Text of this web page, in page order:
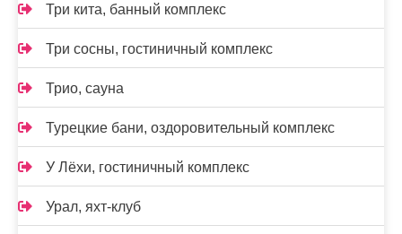
Три кита, банный комплекс
Три сосны, гостиничный комплекс
Трио, сауна
Турецкие бани, оздоровительный комплекс
У Лёхи, гостиничный комплекс
Урал, яхт-клуб